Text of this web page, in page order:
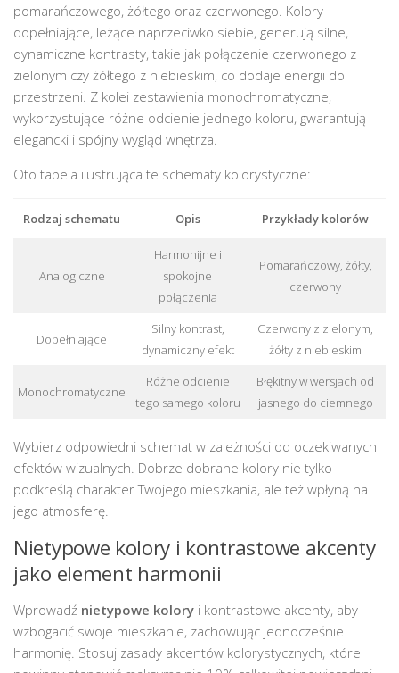
pomarańczowego, żółtego oraz czerwonego. Kolory
dopełniające, leżące naprzeciwko siebie, generują silne,
dynamiczne kontrasty, takie jak połączenie czerwonego z
zielonym czy żółtego z niebieskim, co dodaje energii do
przestrzeni. Z kolei zestawienia monochromatyczne,
wykorzystujące różne odcienie jednego koloru, gwarantują
elegancki i spójny wygląd wnętrza.
Oto tabela ilustrująca te schematy kolorystyczne:
Rodzaj schematu Opis Przykłady kolorów
Analogiczne
Harmonijne i
spokojne
połączenia
Pomarańczowy, żółty,
czerwony
Dopełniające
Silny kontrast,
dynamiczny efekt
Czerwony z zielonym,
żółty z niebieskim
Monochromatyczne
Różne odcienie
tego samego koloru
Błękitny w wersjach od
jasnego do ciemnego
Wybierz odpowiedni schemat w zależności od oczekiwanych
efektów wizualnych. Dobrze dobrane kolory nie tylko
podkreślą charakter Twojego mieszkania, ale też wpłyną na
jego atmosferę.
Nietypowe kolory i kontrastowe akcenty
jako element harmonii
Wprowadź nietypowe kolory i kontrastowe akcenty, aby
wzbogacić swoje mieszkanie, zachowując jednocześnie
harmonię. Stosuj zasady akcentów kolorystycznych, które